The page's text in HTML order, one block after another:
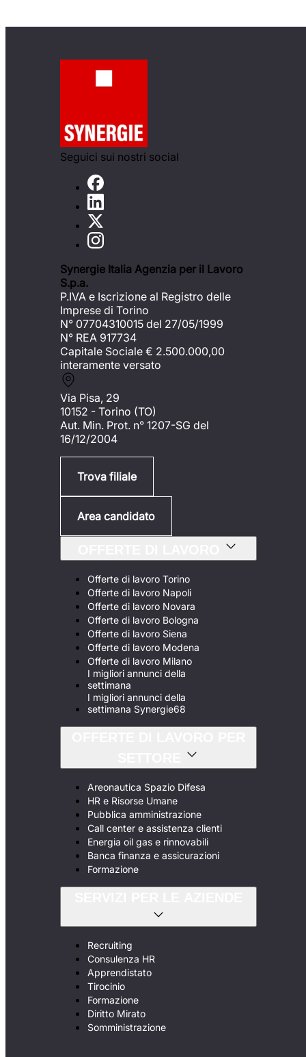
Seguici sui nostri social
Synergie Italia Agenzia per il Lavoro
S.p.a.
P.IVA e Iscrizione al Registro delle
Imprese di Torino
N° 07704310015 del 27/05/1999
N° REA 917734
Capitale Sociale € 2.500.000,00
interamente versato
Via Pisa, 29
10152 - Torino (TO)
Aut. Min. Prot. n° 1207-SG del
16/12/2004
Trova filiale
Area candidato
Offerte di lavoro Torino
Offerte di lavoro Napoli
Offerte di lavoro Novara
Offerte di lavoro Bologna
Offerte di lavoro Siena
Offerte di lavoro Modena
Offerte di lavoro Milano
I migliori annunci della
settimana
I migliori annunci della
settimana Synergie68
Areonautica Spazio Difesa
HR e Risorse Umane
Pubblica amministrazione
Call center e assistenza clienti
Energia oil gas e rinnovabili
Banca finanza e assicurazioni
Formazione
Recruiting
Consulenza HR
Apprendistato
Tirocinio
Formazione
Diritto Mirato
Somministrazione